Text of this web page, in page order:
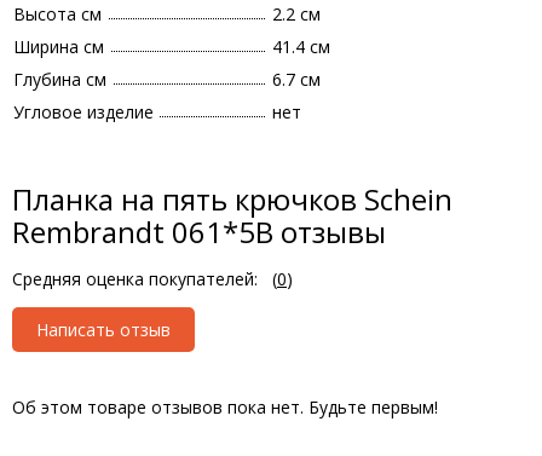
Высота см
2.2 см
Ширина см
41.4 см
Глубина см
6.7 см
Угловое изделие
нет
Планка на пять крючков Schein
Rembrandt 061*5B отзывы
Средняя оценка покупателей: (0)
Написать отзыв
Об этом товаре отзывов пока нет. Будьте первым!